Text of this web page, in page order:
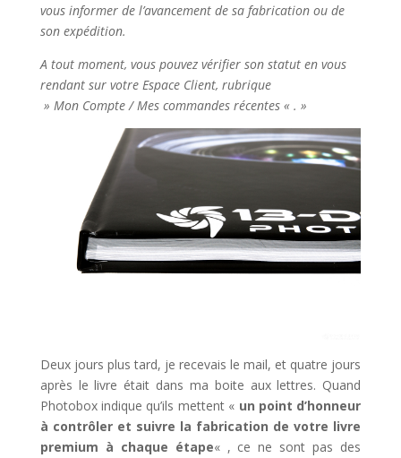
vous informer de l’avancement de sa fabrication ou de
son expédition.
A tout moment, vous pouvez vérifier son statut en vous
rendant sur votre Espace Client, rubrique
» Mon Compte / Mes commandes récentes « . »
Deux jours plus tard, je recevais le mail, et quatre jours
après le livre était dans ma boite aux lettres. Quand
Photobox indique qu’ils mettent « un point d’honneur
à contrôler et suivre la fabrication de votre livre
premium à chaque étape« , ce ne sont pas des